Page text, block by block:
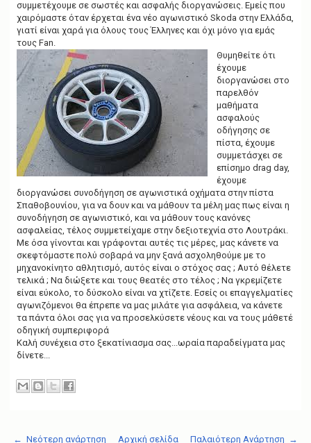
συμμετέχουμε σε σωστές και ασφαλής διοργανώσεις. Εμείς που
χαιρόμαστε όταν έρχεται ένα νέο αγωνιστικό Skoda στην Ελλάδα,
γιατί είναι χαρά για όλους τους Έλληνες και όχι μόνο για εμάς
τους Fan.
Θυμηθείτε ότι
έχουμε
διοργανώσει στο
παρελθόν
μαθήματα
ασφαλούς
οδήγησης σε
πίστα, έχουμε
συμμετάσχει σε
επίσημο drag day,
έχουμε
διοργανώσει συνοδήγηση σε αγωνιστικά οχήματα στην πίστα
Σπαθοβουνίου, για να δουν και να μάθουν τα μέλη μας πως είναι η
συνοδήγηση σε αγωνιστικό, και να μάθουν τους κανόνες
ασφαλείας, τέλος συμμετείχαμε στην δεξιοτεχνία στο Λουτράκι.
Με όσα γίνονται και γράφονται αυτές τις μέρες, μας κάνετε να
σκεφτόμαστε πολύ σοβαρά να μην ξανά ασχοληθούμε με το
μηχανοκίνητο αθλητισμό, αυτός είναι ο στόχος σας ; Αυτό θέλετε
τελικά ; Να διώξετε και τους θεατές στο τέλος ; Να γκρεμίζετε
είναι εύκολο, το δύσκολο είναι να χτίζετε. Εσείς οι επαγγελματίες
αγωνιζόμενοι θα έπρεπε να μας μιλάτε για ασφάλεια, να κάνετε
τα πάντα όλοι σας για να προσελκύσετε νέους και να τους μάθετέ
οδηγική συμπεριφορά
Καλή συνέχεια στο ξεκατίνιασμα σας...ωραία παραδείγματα μας
δίνετε...
← Νεότερη ανάρτηση Παλαιότερη Ανάρτηση →
Αρχική σελίδα